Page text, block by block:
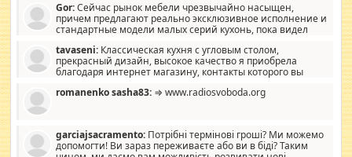
Gor:Сейчас рынок мебели чрезвычайно насыщен,
причем предлагают реально эксклюзивное исполнение и
стандартные модели малых серий кухонь, пока видел
стандартные формы, в MebelOk, креативненько и что главное -
со вкусом все в порядке, без ненужных наворотов удорожающих
мебель, а это не последний фактор.
tavaseni: Классическая кухня с угловым столом,
прекрасный дизайн, высокое качество я приобрела
благодаря интернет магазину, контакты которого вы
romanenko sasha83: ⇒ www.radiosvoboda.org
garciajsacramento: Потрібні термінові гроші? Ми можемо
допомогти! Ви зараз переживаєте або ви в біді? Таким